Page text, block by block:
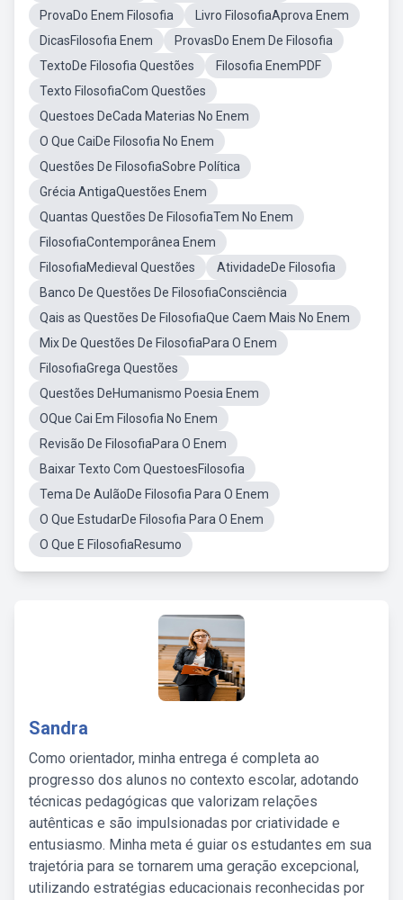
ProvaDo Enem Filosofia
Livro FilosofiaAprova Enem
DicasFilosofia Enem
ProvasDo Enem De Filosofia
TextoDe Filosofia Questões
Filosofia EnemPDF
Texto FilosofiaCom Questões
Questoes DeCada Materias No Enem
O Que CaiDe Filosofia No Enem
Questões De FilosofiaSobre Política
Grécia AntigaQuestões Enem
Quantas Questões De FilosofiaTem No Enem
FilosofiaContemporânea Enem
FilosofiaMedieval Questões
AtividadeDe Filosofia
Banco De Questões De FilosofiaConsciência
Qais as Questões De FilosofiaQue Caem Mais No Enem
Mix De Questões De FilosofiaPara O Enem
FilosofiaGrega Questões
Questões DeHumanismo Poesia Enem
OQue Cai Em Filosofia No Enem
Revisão De FilosofiaPara O Enem
Baixar Texto Com QuestoesFilosofia
Tema De AulãoDe Filosofia Para O Enem
O Que EstudarDe Filosofia Para O Enem
O Que E FilosofiaResumo
Sandra
Como orientador, minha entrega é completa ao
progresso dos alunos no contexto escolar, adotando
técnicas pedagógicas que valorizam relações
autênticas e são impulsionadas por criatividade e
entusiasmo. Minha meta é guiar os estudantes em sua
trajetória para se tornarem uma geração excepcional,
utilizando estratégias educacionais reconhecidas por